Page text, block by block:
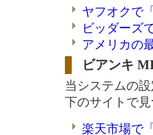
ヤフオクで
ビッダーズ
アメリカの
ビアンキ
当システムの
下のサイトで見
楽天市場で